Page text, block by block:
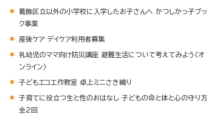
葛飾区立以外の小学校に入学したお子さんへ かつしかっ子ブッ
ク事業
産後ケア デイケア利用者募集
乳幼児のママ向け防災講座 避難生活について考えてみよう〈オ
ンライン〉
子どもエコ工作教室 卓上ミニさき織り
子育てに役立つ生と性のおはなし 子どもの命と体と心の守り方
全2回